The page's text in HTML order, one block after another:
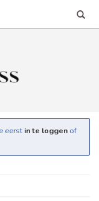
eerst in te loggen of